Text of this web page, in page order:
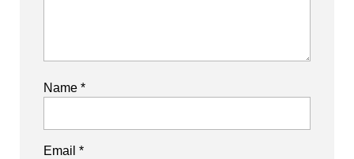
Name *
Email *